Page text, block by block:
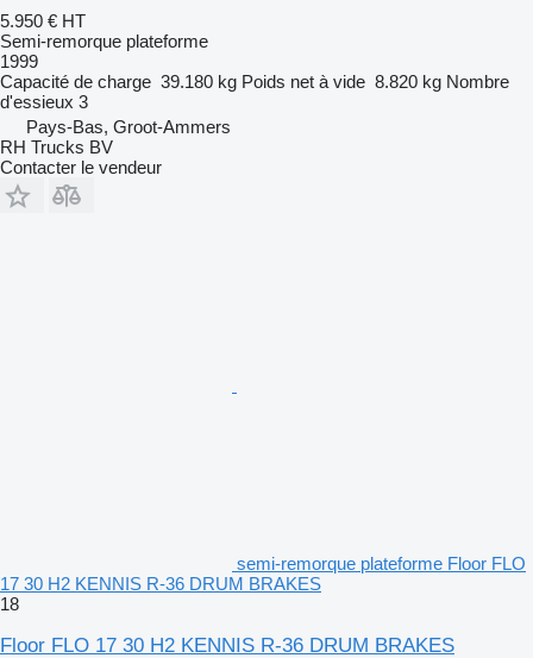
5.950 € HT
Semi-remorque plateforme
1999
Capacité de charge 39.180 kg Poids net à vide 8.820 kg Nombre
d'essieux 3
Pays-Bas, Groot-Ammers
RH Trucks BV
Contacter le vendeur
semi-remorque plateforme Floor FLO
17 30 H2 KENNIS R-36 DRUM BRAKES
18
Floor FLO 17 30 H2 KENNIS R-36 DRUM BRAKES